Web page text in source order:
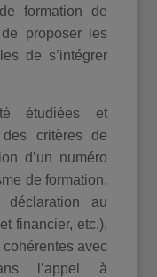
formation de
proposer les
de s’intégrer
étudiées et
critères de
d’un numéro
de formation,
au
financier, etc.),
avec
l’appel à